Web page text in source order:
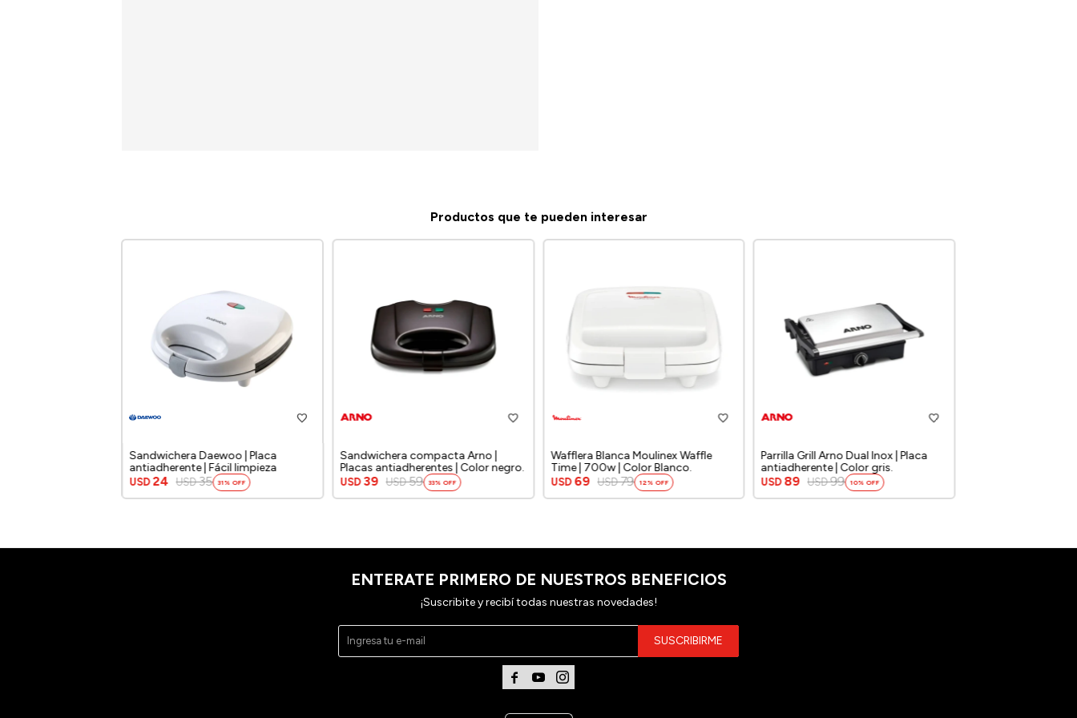
Productos que te pueden interesar
Sandwichera Daewoo | Placa
antiadherente | Fácil limpieza
USD 24 USD 35 31
Sandwichera compacta Arno |
Placas antiadherentes | Color negro.
USD 39 USD 59 33
Wafflera Blanca Moulinex Waffle
Time | 700w | Color Blanco.
USD 69 USD 79 12
Parrilla Grill Arno Dual Inox | Placa
antiadherente | Color gris.
USD 89 USD 99 10
ENTERATE PRIMERO DE NUESTROS BENEFICIOS
¡Suscribite y recibí todas nuestras novedades!
SUSCRIBIRME
  